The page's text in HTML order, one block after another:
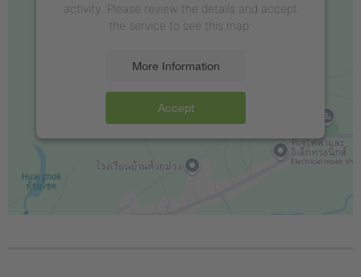
activity. Please review the details and accept
the service to see this map.
More Information
Accept